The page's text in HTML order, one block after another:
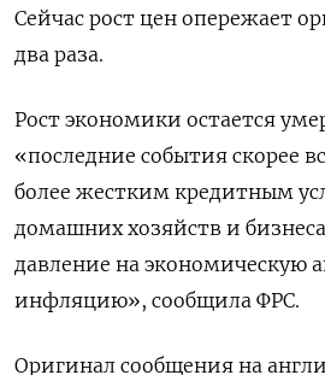
Сейчас рост цен опережает
два раза.
Рост экономики остается
«последние события скорее
более жестким кредитным
домашних хозяйств и
давление на экономическую
инфляцию», сообщила ФРС.
Оригинал сообщения на